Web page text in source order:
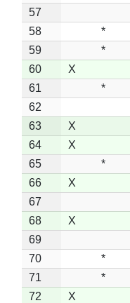
57
58
*
59
*
60
X
61
*
62
63
X
64
X
65
*
66
X
67
68
X
69
70
*
71
*
72
X